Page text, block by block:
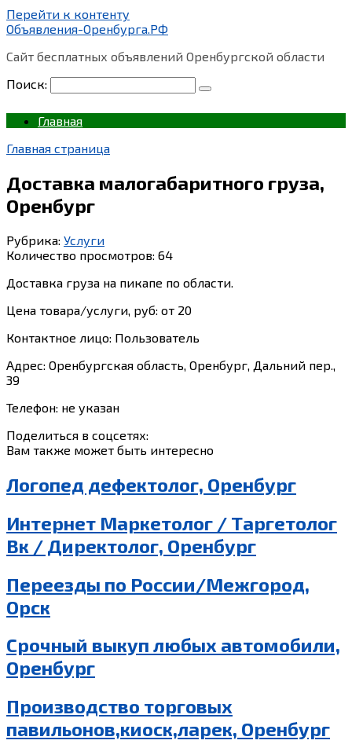
Перейти к контенту
Объявления-Оренбурга.РФ
Сайт бесплатных объявлений Оренбургской области
Поиск:
Главная
Главная страница
Доставка малогабаритного груза,
Оренбург
Рубрика: Услуги
Количество просмотров: 64
Доставка груза на пикапе по области.
Цена товара/услуги, руб: от 20
Контактное лицо: Пользователь
Адрес: Оренбургская область, Оренбург, Дальний пер.,
39
Телефон: не указан
Поделиться в соцсетях:
Вам также может быть интересно
Логопед дефектолог, Оренбург
Интернет Маркетолог / Таргетолог
Вк / Директолог, Оренбург
Переезды по России/Межгород,
Орск
Срочный выкуп любых автомобили,
Оренбург
Производство торговых
павильонов,киоск,ларек, Оренбург